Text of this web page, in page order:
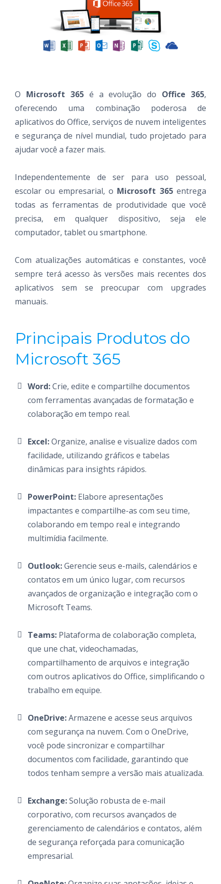
O Microsoft 365é a evolução do Office 365,
oferecendo uma combinação poderosa de
aplicativos do Office, serviços de nuvem inteligentes
e segurança de nível mundial, tudo projetado para
ajudar você a fazer mais.
Independentemente de ser para uso pessoal,
escolar ou empresarial, o Microsoft 365entrega
todas as ferramentas de produtividade que você
precisa, em qualquer dispositivo, seja ele
computador, tablet ou smartphone.
Com atualizações automáticas e constantes, você
sempre terá acesso às versões mais recentes dos
aplicativos sem se preocupar com upgrades
manuais.
Principais Produtos do
Microsoft 365
Word:Crie, edite e compartilhe documentos
com ferramentas avançadas de formatação e
colaboração em tempo real.
Excel:Organize, analise e visualize dados com
facilidade, utilizando gráficos e tabelas
dinâmicas para insights rápidos.
PowerPoint: Elabore apresentações
impactantes e compartilhe-as com seu time,
colaborando em tempo real e integrando
multimídia facilmente.
Outlook:Gerencie seus e-mails, calendários e
contatos em um único lugar, com recursos
avançados de organização e integração com o
Microsoft Teams.
Teams: Plataforma de colaboração completa,
que une chat, videochamadas,
compartilhamento de arquivos e integração
com outros aplicativos do Office, simplificando o
trabalho em equipe.
OneDrive:Armazene e acesse seus arquivos
com segurança na nuvem. Com o OneDrive,
você pode sincronizar e compartilhar
documentos com facilidade, garantindo que
todos tenham sempre a versão mais atualizada.
Exchange:Solução robusta de e-mail
corporativo, com recursos avançados de
gerenciamento de calendários e contatos, além
de segurança reforçada para comunicação
empresarial.